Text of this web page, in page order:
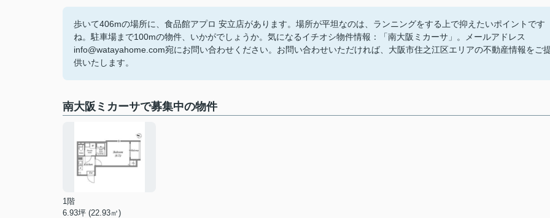
歩いて406mの場所に、食品館アプロ 安立店があります。場所が平坦なのは、ランニングをする上で抑えたいポイントです
ね。駐車場まで100mの物件、いかがでしょうか。気になるイチオシ物件情報：「南大阪ミカーサ」。メールアドレス
info@watayahome.com宛にお問い合わせください。お問い合わせいただければ、大阪市住之江区エリアの不動産情報をご
供いたします。
南大阪ミカーサで募集中の物件
1階
6.93坪 (22.93㎡)